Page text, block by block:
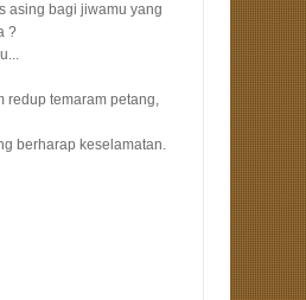
asing bagi jiwamu yang
?
redup temaram petang,
berharap keselamatan.